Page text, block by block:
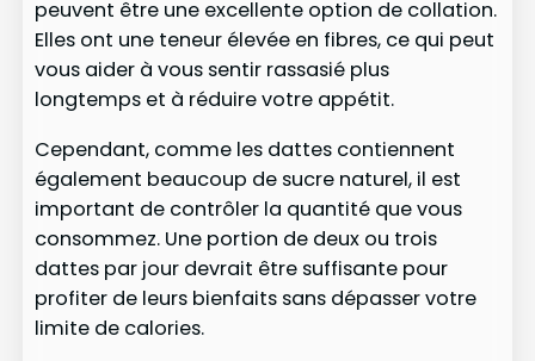
peuvent être une excellente option de collation.
Elles ont une teneur élevée en fibres, ce qui peut
vous aider à vous sentir rassasié plus
longtemps et à réduire votre appétit.
Cependant, comme les dattes contiennent
également beaucoup de sucre naturel, il est
important de contrôler la quantité que vous
consommez. Une portion de deux ou trois
dattes par jour devrait être suffisante pour
profiter de leurs bienfaits sans dépasser votre
limite de calories.